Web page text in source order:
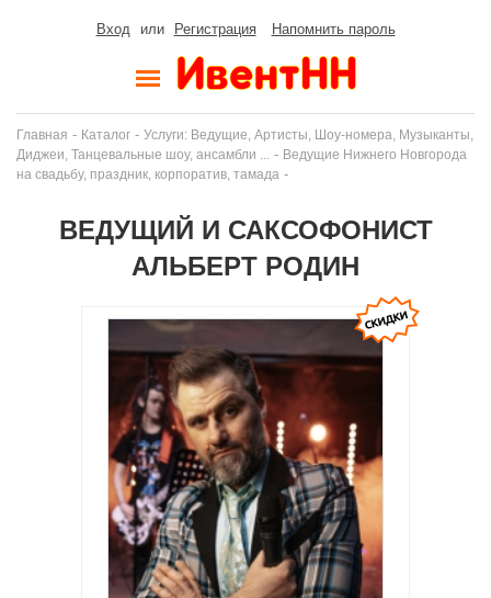
Вход или Регистрация Напомнить пароль
Главная - Каталог - Услуги: Ведущие, Артисты, Шоу-номера, Музыканты,
Диджеи, Танцевальные шоу, ансамбли ...
- Ведущие Нижнего Новгорода
на свадьбу, праздник, корпоратив, тамада -
ВЕДУЩИЙ И САКСОФОНИСТ
АЛЬБЕРТ РОДИН